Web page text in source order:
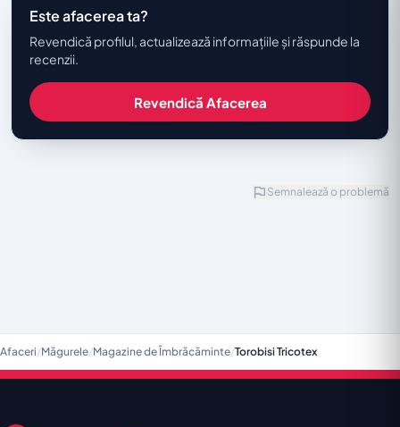
Este afacerea ta?
Revendică profilul, actualizează informațiile și răspunde la
recenzii.
Revendică Afacerea
Semnalează o problemă
Afaceri/Măgurele/Magazine de Îmbrăcăminte/Torobisi Tricotex